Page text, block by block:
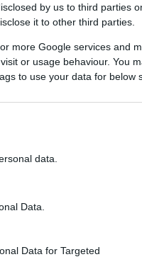
by us to third parties
it to other third parties.
more Google services and
or usage behaviour. You
to use your data for below
data.
Data.
Data for Targeted